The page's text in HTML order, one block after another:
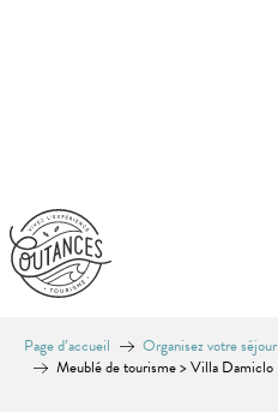
Page d’accueil Organisez votre séjour
Meublé de tourisme > Villa Damiclo